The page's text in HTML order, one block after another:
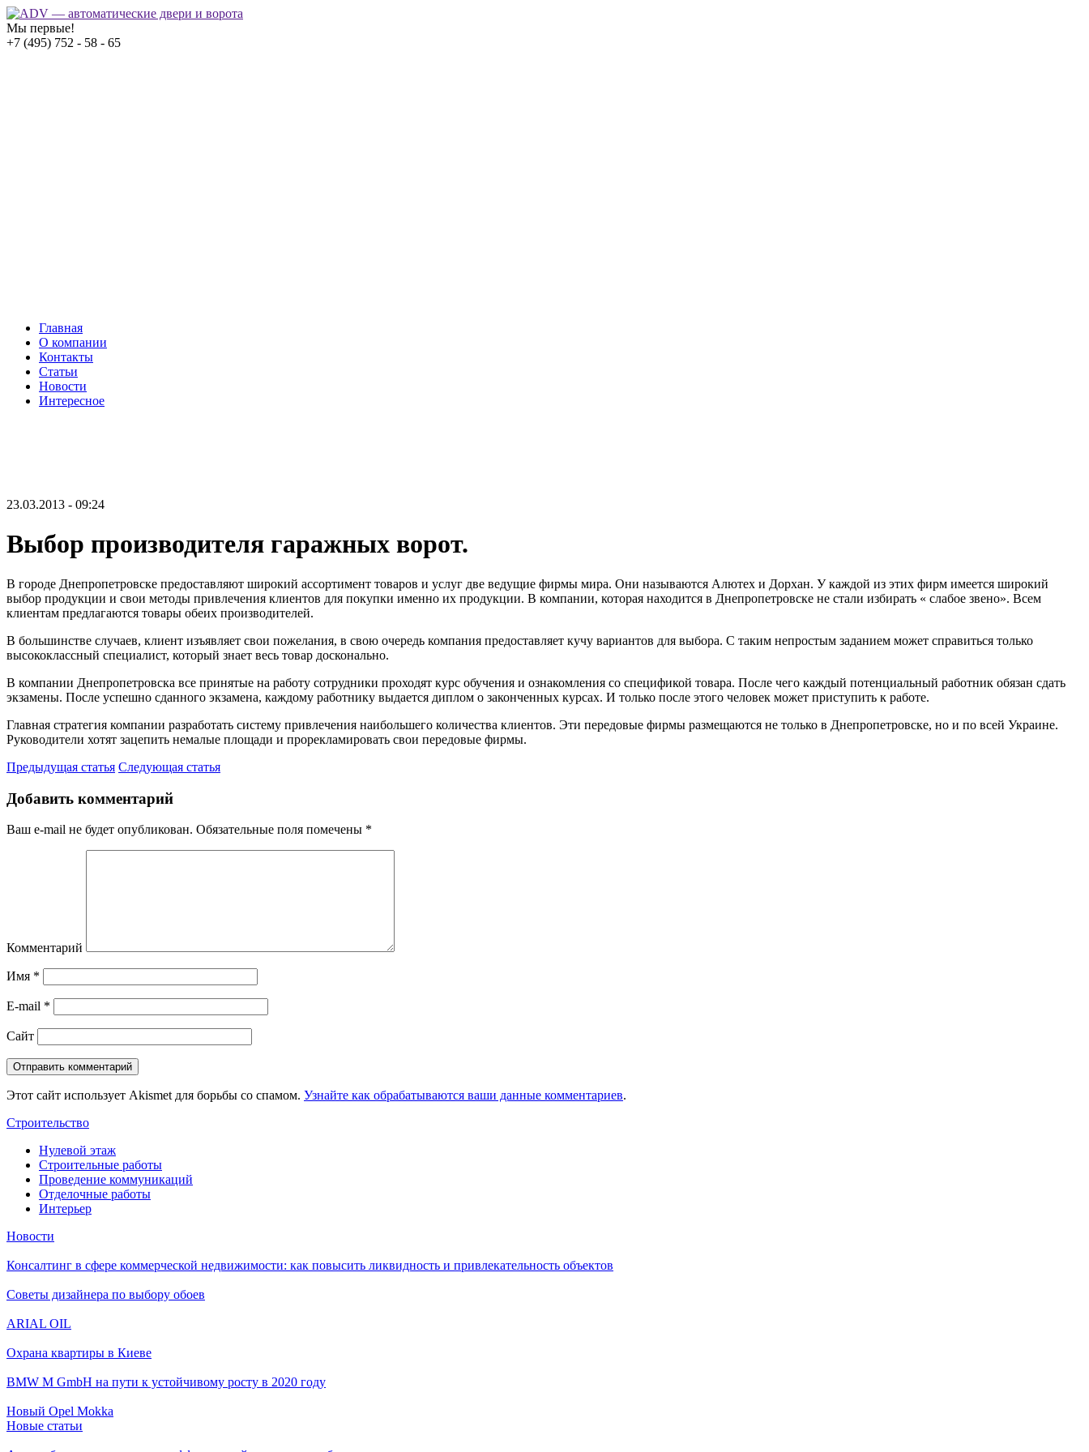
Мы первые!
+7 (495) 752 - 58 - 65
Главная
О компании
Контакты
Статьи
Новости
Интересное
23.03.2013 - 09:24
Выбор производителя гаражных ворот.
В городе Днепропетровске предоставляют широкий ассортимент товаров и услуг две ведущие фирмы мира. Они называются Алютех и Дорхан. У каждой из этих фирм имеется широкий
выбор продукции и свои методы привлечения клиентов для покупки именно их продукции. В компании, которая находится в Днепропетровске не стали избирать « слабое звено». Всем
клиентам предлагаются товары обеих производителей.
В большинстве случаев, клиент изъявляет свои пожелания, в свою очередь компания предоставляет кучу вариантов для выбора. С таким непростым заданием может справиться только
высококлассный специалист, который знает весь товар досконально.
В компании Днепропетровска все принятые на работу сотрудники проходят курс обучения и ознакомления со спецификой товара. После чего каждый потенциальный работник обязан сдать
экзамены. После успешно сданного экзамена, каждому работнику выдается диплом о законченных курсах. И только после этого человек может приступить к работе.
Главная стратегия компании разработать систему привлечения наибольшего количества клиентов. Эти передовые фирмы размещаются не только в Днепропетровске, но и по всей Украине.
Руководители хотят зацепить немалые площади и прорекламировать свои передовые фирмы.
Предыдущая статья Следующая статья
Добавить комментарий
Ваш e-mail не будет опубликован. Обязательные поля помечены *
Комментарий
Имя *
E-mail *
Сайт
Этот сайт использует Akismet для борьбы со спамом. Узнайте как обрабатываются ваши данные комментариев.
Строительство
Нулевой этаж
Строительные работы
Проведение коммуникаций
Отделочные работы
Интерьер
Новости
Консалтинг в сфере коммерческой недвижимости: как повысить ликвидность и привлекательность объектов
Советы дизайнера по выбору обоев
ARIAL OIL
Охрана квартиры в Киеве
BMW M GmbH на пути к устойчивому росту в 2020 году
Новый Opel Mokka
Новые статьи